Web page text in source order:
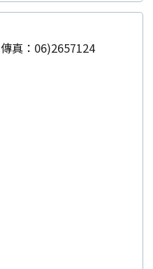
傳真：06)2657124